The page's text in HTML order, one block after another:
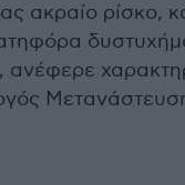
ακραίο ρίσκο,